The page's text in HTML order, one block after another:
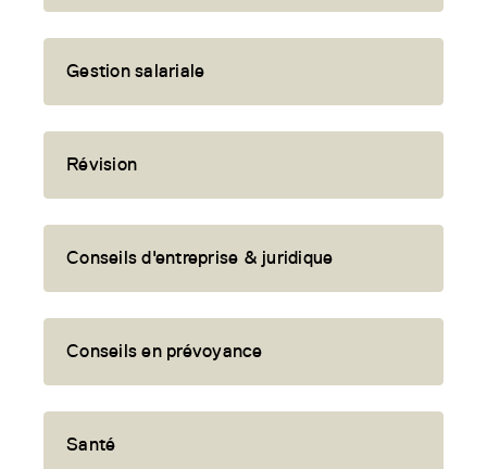
Gestion salariale
Révision
Conseils d'entreprise & juridique
Conseils en prévoyance
Santé